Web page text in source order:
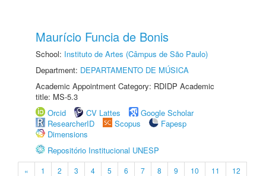
Maurício Funcia de Bonis
School: Instituto de Artes (Câmpus de São Paulo)
Department: DEPARTAMENTO DE MÚSICA
Academic Appointment Category: RDIDP Academic
title: MS-5.3
Orcid
CV Lattes
Google Scholar
ResearcherID
Scopus
Fapesp
Dimensions
Repositório Institucional UNESP
« 1 2 3 4 5 6 7 8 9 10 11
12